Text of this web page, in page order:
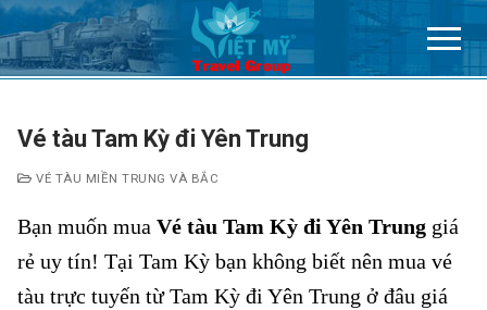
Chuyển
đến
nội
Vé tàu Tam Kỳ đi Yên Trung
VÉ TÀU MIỀN TRUNG VÀ BẮC
Bạn muốn mua Vé tàu Tam Kỳ đi Yên Trung giá
rẻ uy tín! Tại Tam Kỳ bạn không biết nên mua vé
tàu trực tuyến từ Tam Kỳ đi Yên Trung ở đâu giá